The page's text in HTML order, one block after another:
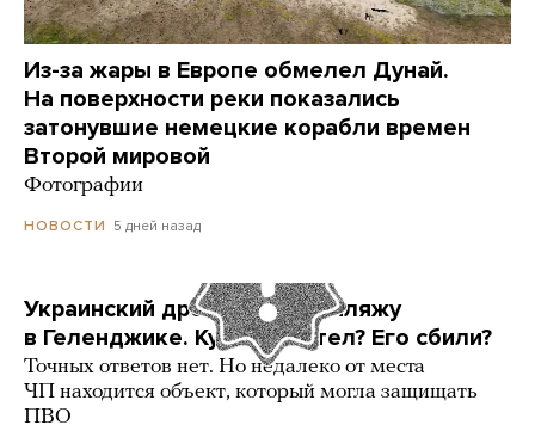
Из-за жары в Европе обмелел Дунай.
На поверхности реки показались
затонувшие немецкие корабли времен
Второй мировой
Фотографии
НОВОСТИ 5 дней назад
Украинский дрон попал по пляжу
в Геленджике. Куда он летел? Его сбили?
Точных ответов нет. Но недалеко от места
ЧП находится объект, который могла защищать
ПВО